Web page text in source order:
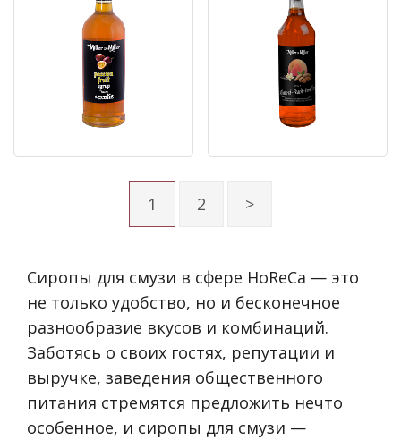
1 2 >
Сиропы для смузи в сфере HoReCa — это
не только удобство, но и бесконечное
разнообразие вкусов и комбинаций.
Заботясь о своих гостях, репутации и
выручке, заведения общественного
питания стремятся предложить нечто
особенное, и сиропы для смузи —